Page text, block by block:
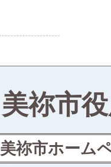
美祢市
美祢市ホーム